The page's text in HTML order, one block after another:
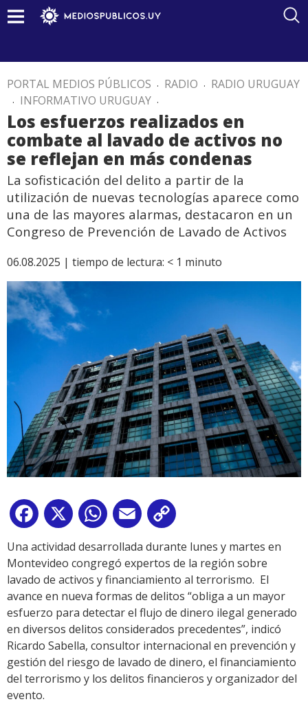
PORTAL MEDIOS PÚBLICOS . RADIO . RADIO URUGUAY
. INFORMATIVO URUGUAY .
Los esfuerzos realizados en
combate al lavado de activos no
se reflejan en más condenas
La sofisticación del delito a partir de la
utilización de nuevas tecnologías aparece como
una de las mayores alarmas, destacaron en un
Congreso de Prevención de Lavado de Activos
06.08.2025 | tiempo de lectura: < 1 minuto
Facebook
X WhatsApp
Email
Link
Una actividad desarrollada durante lunes y martes en
Montevideo congregó expertos de la región sobre
lavado de activos y financiamiento al terrorismo. El
avance en nueva formas de delitos “obliga a un mayor
esfuerzo para detectar el flujo de dinero ilegal generado
en diversos delitos considerados precedentes”, indicó
Ricardo Sabella, consultor internacional en prevención y
gestión del riesgo de lavado de dinero, el financiamiento
del terrorismo y los delitos financieros y organizador del
evento.